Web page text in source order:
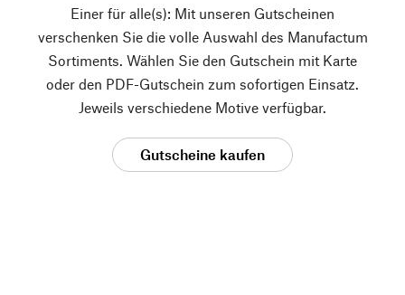
Einer für alle(s): Mit unseren Gutscheinen
verschenken Sie die volle Auswahl des Manufactum
Sortiments. Wählen Sie den Gutschein mit Karte
oder den PDF-Gutschein zum sofortigen Einsatz.
Jeweils verschiedene Motive verfügbar.
Gutscheine kaufen